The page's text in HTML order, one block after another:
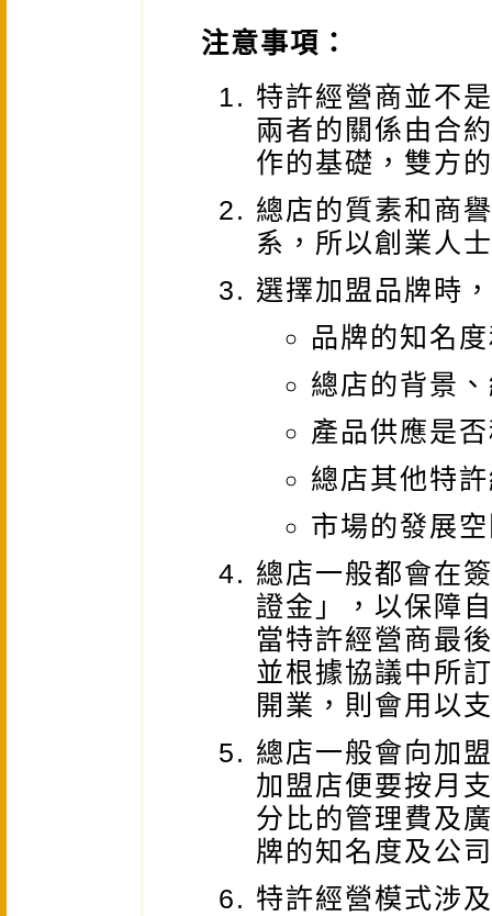
注意事項：
特許經營商並不
兩者的關係由合
作的基礎，雙方
總店的質素和商
系，所以創業人
選擇加盟品牌時
品牌的知名
總店的背景
產品供應是
總店其他特
市場的發展
總店一般都會在
證金」，以保障
當特許經營商最
並根據協議中所
開業，則會用以
總店一般會向加
加盟店便要按月
分比的管理費及
牌的知名度及公
特許經營模式涉